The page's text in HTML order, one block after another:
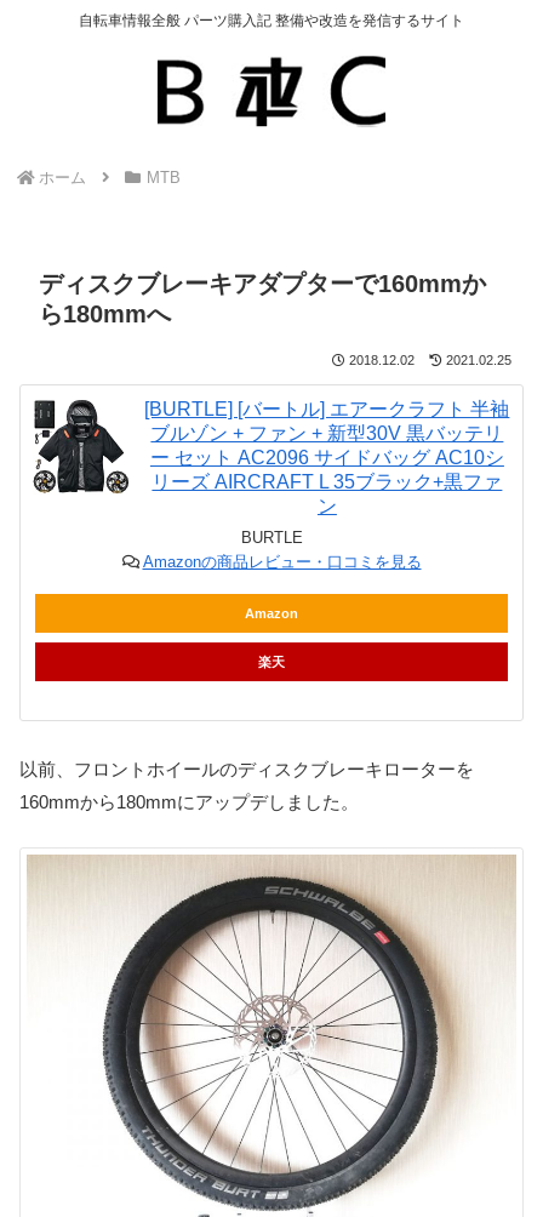
自転車情報全般 パーツ購入記 整備や改造を発信するサイト
ホーム MTB
ディスクブレーキアダプターで160mmか
ら180mmへ
2018.12.02 2021.02.25
[BURTLE] [バートル] エアークラフト 半袖
ブルゾン + ファン + 新型30V 黒バッテリ
ー セット AC2096 サイドバッグ AC10シ
リーズ AIRCRAFT L 35ブラック+黒ファ
ン
BURTLE
Amazonの商品レビュー・口コミを見る
Amazon
楽天
以前、フロントホイールのディスクブレーキローターを
160mmから180mmにアップデしました。